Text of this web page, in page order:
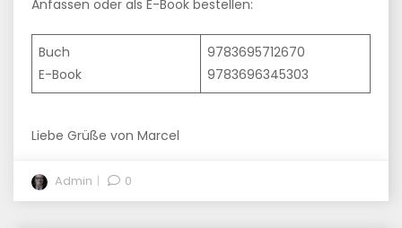
Anfassen oder als E-Book bestellen:
Buch
E-Book
9783695712670
9783696345303
Liebe Grüße von Marcel
Admin 0